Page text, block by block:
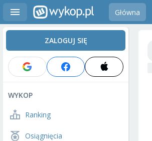
Główna
ZALOGUJ SIĘ
WYKOP
Ranking
Osiągnięcia